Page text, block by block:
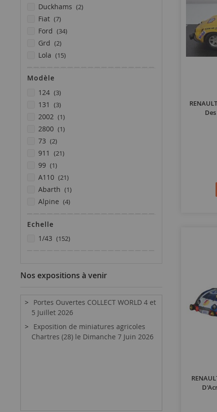
duckhams 2articles
fiat 7articles
ford 34articles
grd 2articles
lola 15articles
osella
porsche
renault
saab 1article
subaru
toyota
Modèle
124
3articles
131 3articles
2002 1article
2800 1article
73 2articles
911 21articles
99 1article
a110 21articles
abarth 1article
alpine 4articles
b 4articles
b21 2articles
capri 3articles
cortina
escort 20articles
g501
g601 5articles
Echelle
1/43
152articles
Nos expositions à venir
Portes Ouvertes COLLECT WORLD 4 et
5 Juillet 2026
Exposition de miniatures agricoles
Chartres (28) le Dimanche 7 Juin 2026